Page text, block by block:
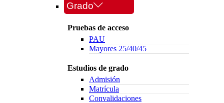
Grado
Pruebas de acceso
PAU
Mayores 25/40/45
Estudios de grado
Admisión
Matrícula
Convalidaciones